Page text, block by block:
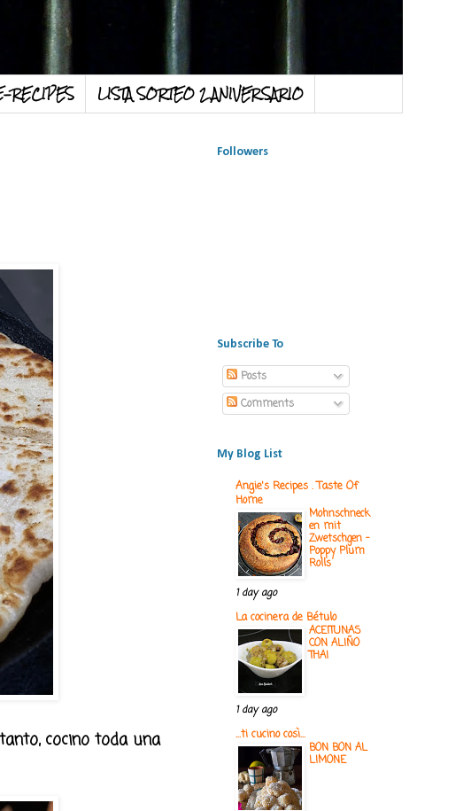
RECIPES LISTA SORTEO 2 ANIVERSARIO
cocino toda una
Followers
Subscribe To
Posts
Comments
My Blog List
Angie's Recipes . Taste Of
Home
Mohnschneck
en mit
Zwetschgen -
Poppy Plum
Rolls
1 day ago
La cocinera de Bétulo
ACEITUNAS
CON ALIÑO
THAI
1 day ago
...ti cucino così...
BON BON AL
LIMONE